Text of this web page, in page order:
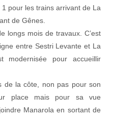
pour les trains arrivant de La
de Gênes.
longs mois de travaux. C’est
entre Sestri Levante et La
pour accueillir
de la côte, non pas pour son
place mais pour sa vue
Manarola en sortant de